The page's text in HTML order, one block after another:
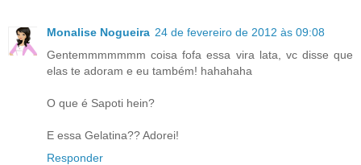
Monalise Nogueira 24 de fevereiro de 2012 às 09:08
Gentemmmmmmm coisa fofa essa vira lata, vc disse que
elas te adoram e eu também! hahahaha
O que é Sapoti hein?
E essa Gelatina?? Adorei!
Responder